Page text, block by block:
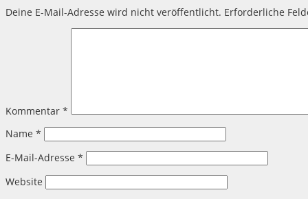
Deine E-Mail-Adresse wird nicht veröffentlicht. Erforderliche
Kommentar *
Name *
E-Mail-Adresse *
Website